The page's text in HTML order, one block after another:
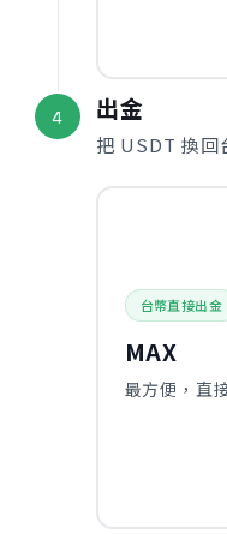
4 出金
把 USDT 換回
台幣直接出金
MAX
最方便，直